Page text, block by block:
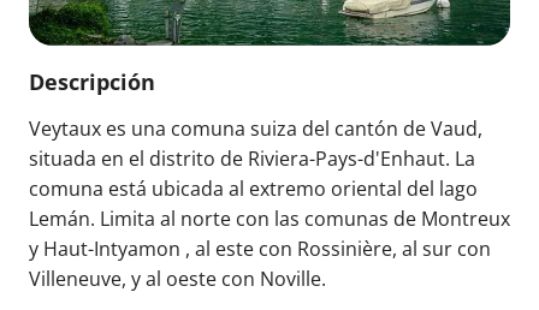
Descripción
Veytaux es una comuna suiza del cantón de Vaud,
situada en el distrito de Riviera-Pays-d'Enhaut. La
comuna está ubicada al extremo oriental del lago
Lemán. Limita al norte con las comunas de Montreux
y Haut-Intyamon , al este con Rossinière, al sur con
Villeneuve, y al oeste con Noville.